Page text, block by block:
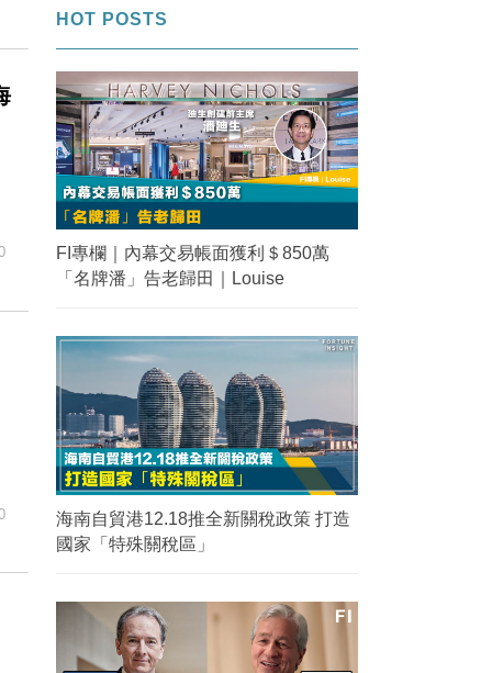
HOT POSTS
FI專欄｜內幕交易帳面獲利＄850萬
「名牌潘」告老歸田｜Louise
海南自貿港12.18推全新關稅政策 打造
國家「特殊關稅區」